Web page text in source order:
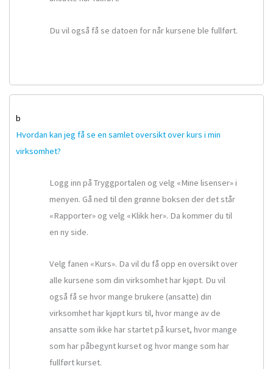
Du vil også få se datoen for når kursene ble fullført.
b
Hvordan kan jeg få se en samlet oversikt over kurs i min
virksomhet?
Logg inn på Tryggportalen og velg «Mine lisenser» i
menyen. Gå ned til den grønne boksen der det står
«Rapporter» og velg «Klikk her». Da kommer du til
en ny side.
Velg fanen «Kurs». Da vil du få opp en oversikt over
alle kursene som din virksomhet har kjøpt. Du vil
også få se hvor mange brukere (ansatte) din
virksomhet har kjøpt kurs til, hvor mange av de
ansatte som ikke har startet på kurset, hvor mange
som har påbegynt kurset og hvor mange som har
fullført kurset.